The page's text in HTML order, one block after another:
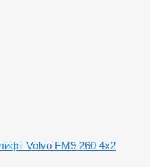
Volvo FM9 260 4x2